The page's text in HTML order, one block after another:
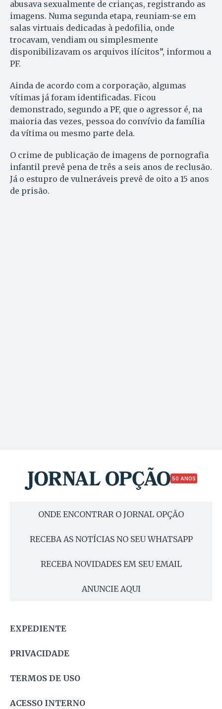
abusava sexualmente de crianças, registrando as
imagens. Numa segunda etapa, reuniam-se em
salas virtuais dedicadas à pedofilia, onde
trocavam, vendiam ou simplesmente
disponibilizavam os arquivos ilícitos”, informou a
PF.
Ainda de acordo com a corporação, algumas
vítimas já foram identificadas. Ficou
demonstrado, segundo a PF, que o agressor é, na
maioria das vezes, pessoa do convívio da família
da vítima ou mesmo parte dela.
O crime de publicação de imagens de pornografia
infantil prevê pena de três a seis anos de reclusão.
Já o estupro de vulneráveis prevê de oito a 15 anos
de prisão.
50 ANOS
ONDE ENCONTRAR O JORNAL OPÇÃO
RECEBA AS NOTÍCIAS NO SEU WHATSAPP
RECEBA NOVIDADES EM SEU EMAIL
ANUNCIE AQUI
EXPEDIENTE
PRIVACIDADE
TERMOS DE USO
ACESSO INTERNO